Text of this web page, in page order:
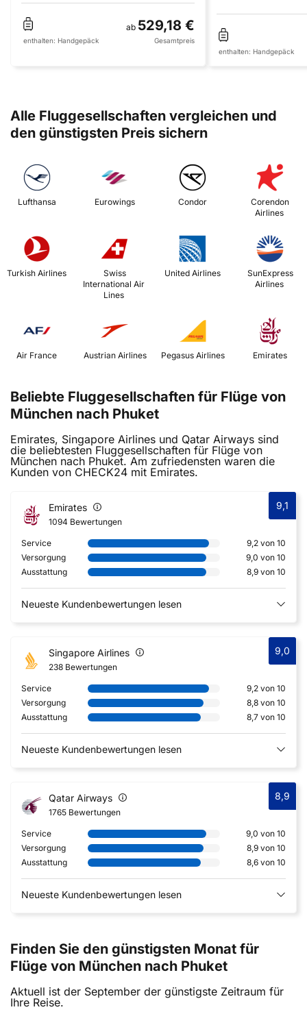
ab 529,18 €
enthalten: Handgepäck Gesamtpreis
enthalten: Handgepäck
Alle Fluggesellschaften vergleichen und
den günstigsten Preis sichern
Lufthansa Eurowings Condor
Corendon
Airlines
Turkish Airlines
International Air
Lines
United Airlines
Airlines
Air France Austrian Airlines Emirates
Beliebte Fluggesellschaften für Flüge von
München nach Phuket
Emirates, Singapore Airlines und Qatar Airways sind
die beliebtesten Fluggesellschaften für Flüge von
München nach Phuket. Am zufriedensten waren die
Kunden von CHECK24 mit Emirates.
Emirates
1094 Bewertungen
9,1
Service
9,2 von 10
Versorgung
9,0 von 10
Ausstattung
8,9 von 10
Neueste Kundenbewertungen lesen
Singapore Airlines
238 Bewertungen
9,0
Service
9,2 von 10
Versorgung
8,8 von 10
Ausstattung
8,7 von 10
Neueste Kundenbewertungen lesen
Qatar Airways
1765 Bewertungen
8,9
Service
9,0 von 10
Versorgung
8,9 von 10
Ausstattung
8,6 von 10
Neueste Kundenbewertungen lesen
Finden Sie den günstigsten Monat für
Flüge von München nach Phuket
Aktuell ist der September der günstigste Zeitraum für
Ihre Reise.